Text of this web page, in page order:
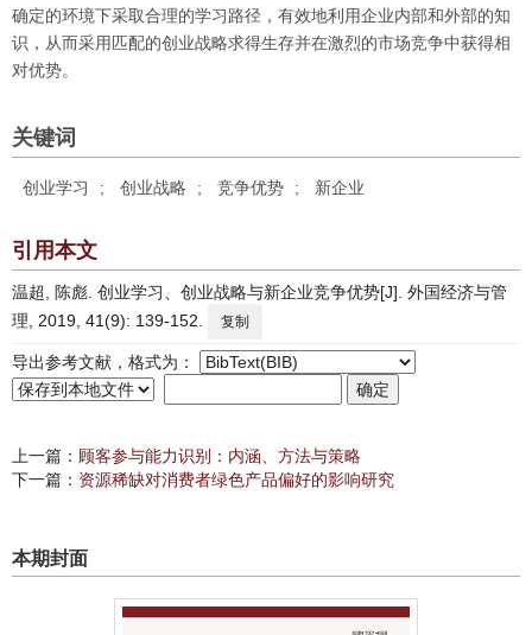
确定的环境下采取合理的学习路径，有效地利用企业内部和外部的知
识，从而采用匹配的创业战略求得生存并在激烈的市场竞争中获得相
对优势。
关键词
创业学习 ; 创业战略 ; 竞争优势 ; 新企业
引用本文
温超, 陈彪. 创业学习、创业战略与新企业竞争优势[J]. 外国经济与管
理, 2019, 41(9): 139-152.
复制
导出参考文献，格式为：
上一篇： 顾客参与能力识别：内涵、方法与策略
下一篇： 资源稀缺对消费者绿色产品偏好的影响研究
本期封面